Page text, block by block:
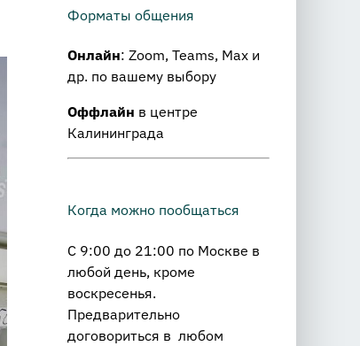
Форматы общения
Онлайн: Zoom, Teams, Max и
др. по вашему выбору
Оффлайн в центре
Калининграда
Когда можно пообщаться
С 9:00 до 21:00 по Москве в
любой день, кроме
воскресенья.
Предварительно
договориться в любом